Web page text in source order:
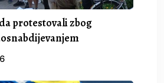
protestovali zbog